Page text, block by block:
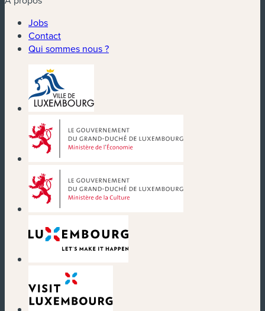
Jobs
Contact
Qui sommes nous ?